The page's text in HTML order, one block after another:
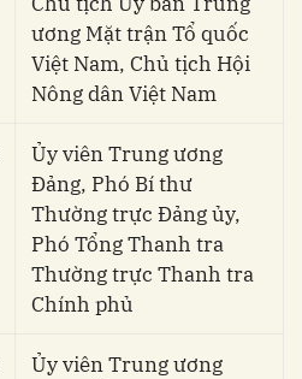
ương Mặt trận Tổ quốc
Việt Nam, Chủ tịch Hội
Nông dân Việt Nam
Ủy viên Trung ương
Đảng, Phó Bí thư
Thường trực Đảng ủy,
Phó Tổng Thanh tra
Thường trực Thanh tra
Chính phủ
Ủy viên Trung ương